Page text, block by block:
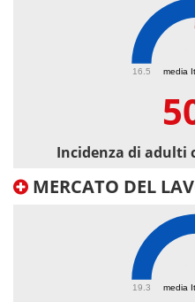
media
16.5
Incidenza di adulti
MERCATO DEL
media
19.3